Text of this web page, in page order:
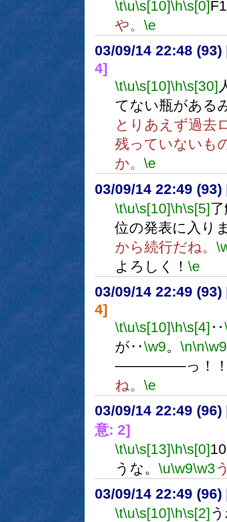
\t\u\s[10]\h\s[0]
や。 \e
03/09/14 22:48 (93)
4]
\t\u\s[10]\h\s[30]
てない瓶がある
とりあえず過去
残っていないも
か。 \e
03/09/14 22:49 (93)
\t\u\s[10]\h\s[5]
位の発表に入り
から続行だね。
よろしく！ \e
03/09/14 22:49 (93)
4]
\t\u\s[10]\h\s[4] ‥
が‥\w9。 \n\n\w9
―――――っ！
ね。 \e
03/09/14 22:49 (96)
意: 2]
\t\u\s[13]\h\s[0]
うな。 \u\w9\w3
03/09/14 22:49 (96)
\t\u\s[10]\h\s[2]